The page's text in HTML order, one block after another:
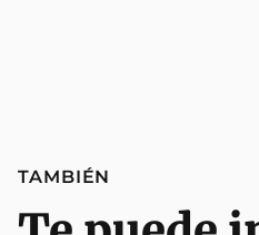
TAMBIÉN